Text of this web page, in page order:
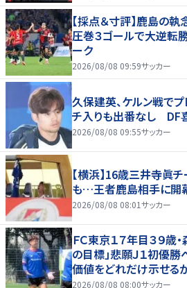
【採点＆寸評】鹿島の
圧巻３ゴールで大逆転
ーク
2026/08/08 09:59サッカー
久保建英、ケルン戦で
チ入りも出番なし DF
2026/08/08 09:55サッカー
【横浜】16歳三井寺眞
も…王者鹿島相手に開
2026/08/08 08:01サッカー
ＦＣ東京１７年目３９
の目標」悲願Ｊ１初優
価値をどれだけ示せる
2026/08/08 08:00サッカー